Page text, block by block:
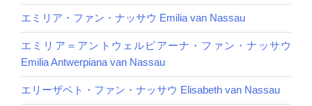
エミリア・ファン・ナッサウ Emilia van Nassau
エミリア＝アントウェルピアーナ・ファン・ナッサウ
Emilia Antwerpiana van Nassau
エリーザベト・ファン・ナッサウ Elisabeth van Nassau